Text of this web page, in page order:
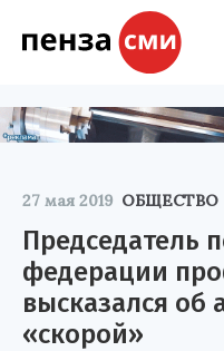
27 мая 2019 ОБЩЕСТВО
Председатель
федерации
высказался об
«скорой»